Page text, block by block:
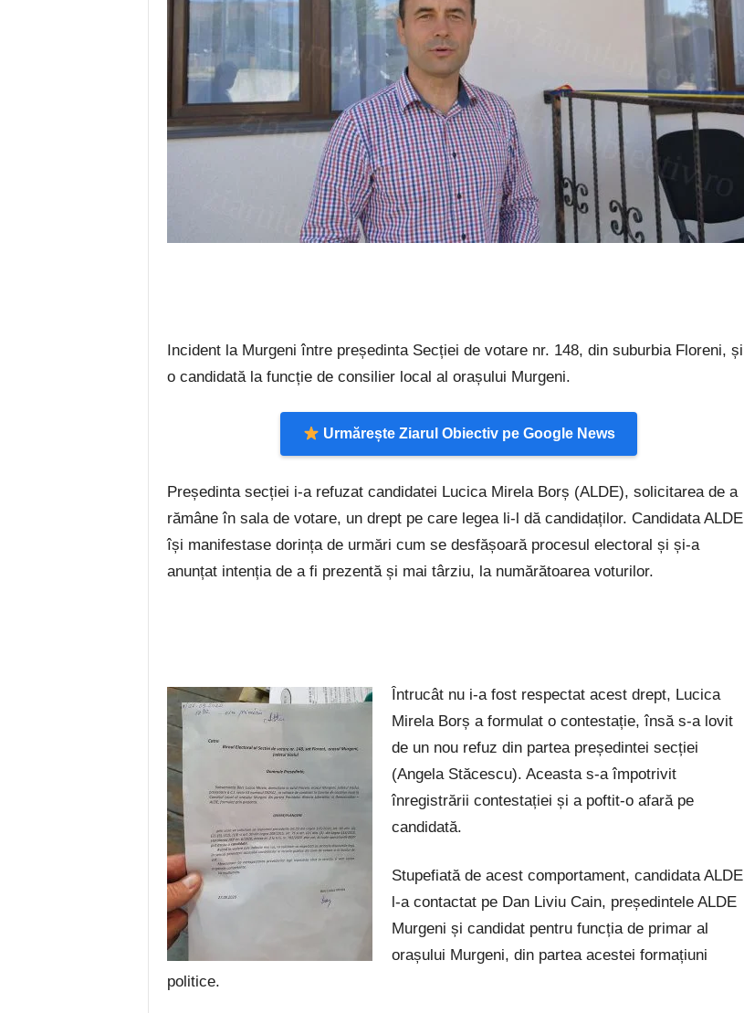
Incident la Murgeni între președinta Secției de votare nr. 148, din suburbia Floreni, și
o candidată la funcție de consilier local al orașului Murgeni.
Urmărește Ziarul Obiectiv pe Google News
Președinta secției i-a refuzat candidatei Lucica Mirela Borș (ALDE), solicitarea de a
rămâne în sala de votare, un drept pe care legea li-l dă candidaților. Candidata ALDE
își manifestase dorința de urmări cum se desfășoară procesul electoral și și-a
anunțat intenția de a fi prezentă și mai târziu, la numărătoarea voturilor.
Întrucât nu i-a fost respectat acest drept, Lucica
Mirela Borș a formulat o contestație, însă s-a lovit
de un nou refuz din partea președintei secției
(Angela Stăcescu). Aceasta s-a împotrivit
înregistrării contestației și a poftit-o afară pe
candidată.
Stupefiată de acest comportament, candidata ALDE
l-a contactat pe Dan Liviu Cain, președintele ALDE
Murgeni și candidat pentru funcția de primar al
orașului Murgeni, din partea acestei formațiuni
politice.